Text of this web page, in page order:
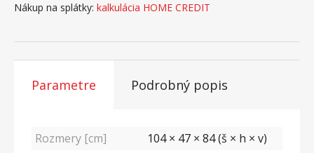
Nákup na splátky: kalkulácia HOME CREDIT
Parametre Podrobný popis
Rozmery [cm]
104 × 47 × 84 (š × h × v)